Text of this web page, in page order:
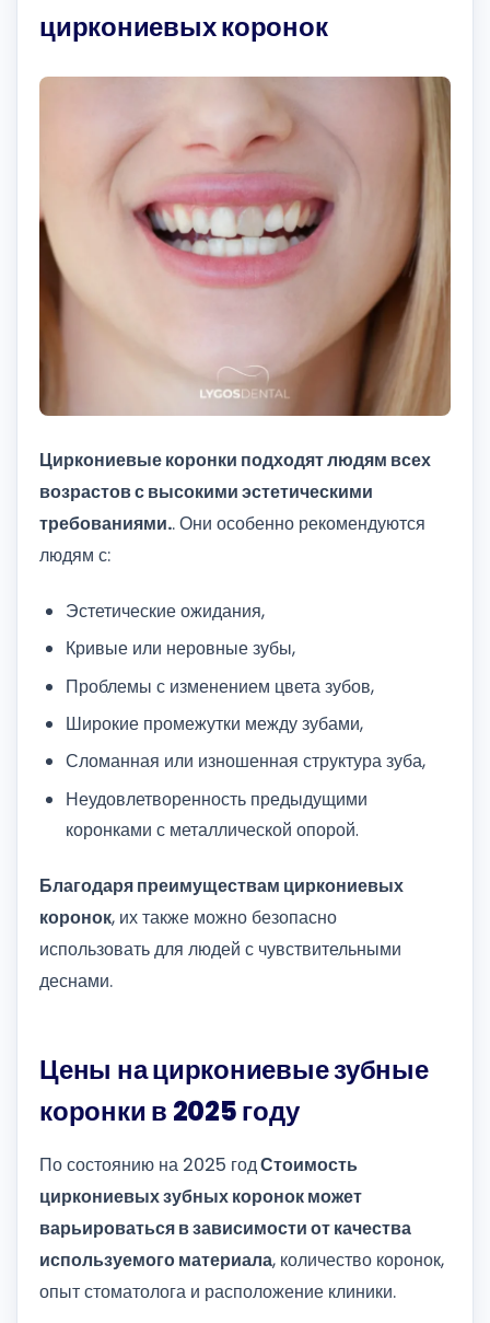
циркониевых коронок
Циркониевые коронки подходят людям всех
возрастов с высокими эстетическими
требованиями.. Они особенно рекомендуются
людям с:
Эстетические ожидания,
Кривые или неровные зубы,
Проблемы с изменением цвета зубов,
Широкие промежутки между зубами,
Сломанная или изношенная структура зуба,
Неудовлетворенность предыдущими
коронками с металлической опорой.
Благодаря преимуществам циркониевых
коронок, их также можно безопасно
использовать для людей с чувствительными
деснами.
Цены на циркониевые зубные
коронки в 2025 году
По состоянию на 2025 годСтоимость
циркониевых зубных коронок может
варьироваться в зависимости от качества
используемого материала, количество коронок,
опыт стоматолога и расположение клиники.